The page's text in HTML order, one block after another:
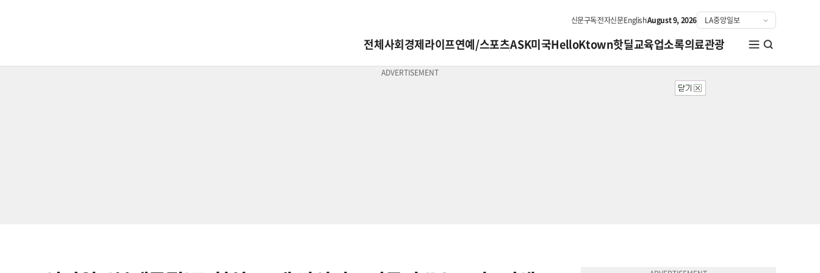
신문구독전자신문EnglishAugust 9, 2026
전체사회경제라이프연예/스포츠ASK미국HelloKtown핫딜교육업소록의료관광